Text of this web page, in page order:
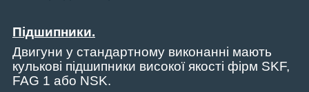
Підшипники.
Двигуни у стандартному виконанні мають
кулькові підшипники високої якості фірм SKF,
FAG 1 або NSK.